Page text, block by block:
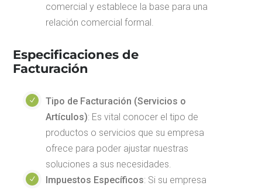
comercial y establece la base para una
relación comercial formal.
Especificaciones de
Facturación
Tipo de Facturación (Servicios o
Artículos): Es vital conocer el tipo de
productos o servicios que su empresa
ofrece para poder ajustar nuestras
soluciones a sus necesidades.
Impuestos Específicos: Si su empresa